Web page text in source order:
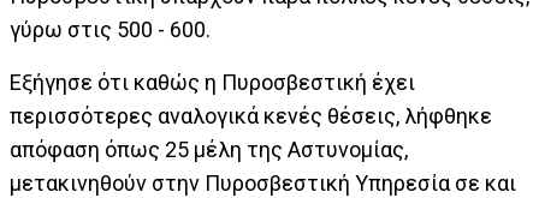
γύρω στις 500 - 600.
Εξήγησε ότι καθώς η Πυροσβεστική έχει
περισσότερες αναλογικά κενές θέσεις, λήφθηκε
απόφαση όπως 25 μέλη της Αστυνομίας,
μετακινηθούν στην Πυροσβεστική Υπηρεσία σε και